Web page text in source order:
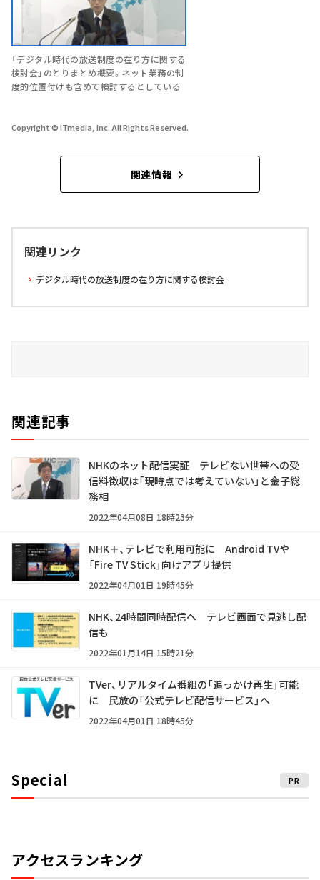
「デジタル時代の放送制度の在り方に関する
検討会」のとりまとめ概要。ネット業務の制
度的位置付けも含めて検討するとしている
Copyright © ITmedia, Inc. All Rights Reserved.
関連情報
関連リンク
デジタル時代の放送制度の在り方に関する検討会
関連記事
NHKのネット配信実証 テレビない世帯への受
信料徴収は「現時点では考えていない」と金子総
務相
2022年04月08日 18時23分
NHK＋、テレビで利用可能に Android TVや
「Fire TV Stick」向けアプリ提供
2022年04月01日 19時45分
NHK、24時間同時配信へ テレビ画面で見逃し配
信も
2022年01月14日 15時21分
TVer、リアルタイム番組の「追っかけ再生」可能
に 民放の「公式テレビ配信サービス」へ
2022年04月01日 18時45分
Special PR
アクセスランキング